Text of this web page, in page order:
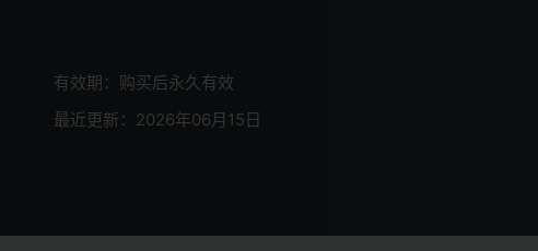
有效期：购买后永久有效
最近更新：2026年06月15日